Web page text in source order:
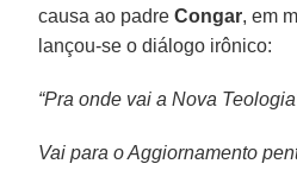
causa ao padreCongar, em
lançou-se o diálogo irônico:
“Pra onde vai a Nova
Vai para o Aggiornamento